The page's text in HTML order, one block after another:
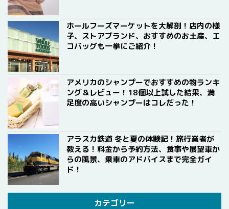
ホールフーズマーケットを大解剖！店内の様
子、ストアブランド、おすすめのお土産、エ
コバッグも一挙にご紹介！
アメリカのシャンプーでおすすめの物ランキ
ング＆レビュー！18個以上試した結果、満
足度の高いシャンプーはコレだった！
アラスカ鉄道 冬と夏の体験記！旅行業者が
教える！料金から予約方法、食事や展望車か
らの風景、乗車のアドバイスまで完全ガイ
ド！
カテゴリー